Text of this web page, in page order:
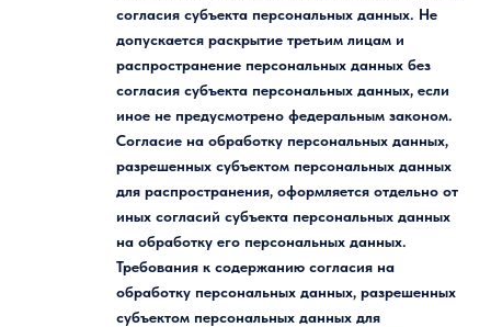
согласия субъекта персональных данных. Не
допускается раскрытие третьим лицам и
распространение персональных данных без
согласия субъекта персональных данных, если
иное не предусмотрено федеральным законом.
Согласие на обработку персональных данных,
разрешенных субъектом персональных данных
для распространения, оформляется отдельно от
иных согласий субъекта персональных данных
на обработку его персональных данных.
Требования к содержанию согласия на
обработку персональных данных, разрешенных
субъектом персональных данных для